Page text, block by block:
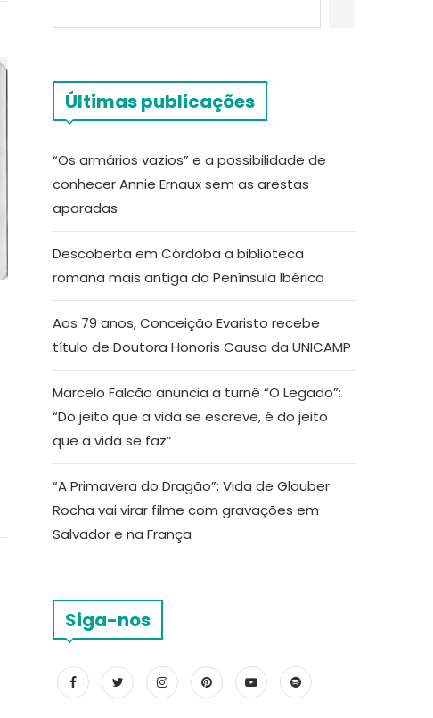
Últimas publicações
“Os armários vazios” e a possibilidade de
conhecer Annie Ernaux sem as arestas
aparadas
Descoberta em Córdoba a biblioteca
romana mais antiga da Península Ibérica
Aos 79 anos, Conceição Evaristo recebe
título de Doutora Honoris Causa da UNICAMP
Marcelo Falcão anuncia a turnê “O Legado”:
“Do jeito que a vida se escreve, é do jeito
que a vida se faz”
“A Primavera do Dragão”: Vida de Glauber
Rocha vai virar filme com gravações em
Salvador e na França
Siga-nos